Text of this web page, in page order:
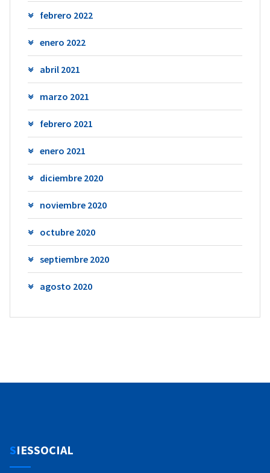
febrero 2022
enero 2022
abril 2021
marzo 2021
febrero 2021
enero 2021
diciembre 2020
noviembre 2020
octubre 2020
septiembre 2020
agosto 2020
SIESSOCIAL